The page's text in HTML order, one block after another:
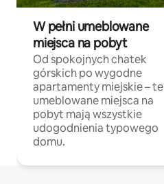
W pełni umeblowane
miejsca na pobyt
Od spokojnych chatek
górskich po wygodne
apartamenty miejskie – te
umeblowane miejsca na
pobyt mają wszystkie
udogodnienia typowego
domu.